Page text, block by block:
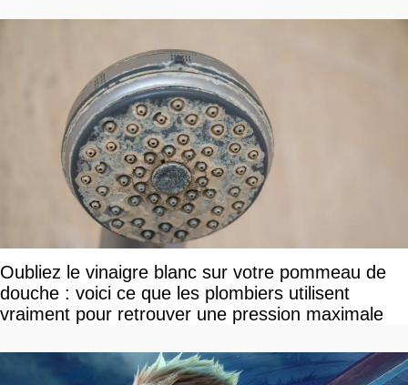
Oubliez le vinaigre blanc sur votre pommeau de
douche : voici ce que les plombiers utilisent
vraiment pour retrouver une pression maximale